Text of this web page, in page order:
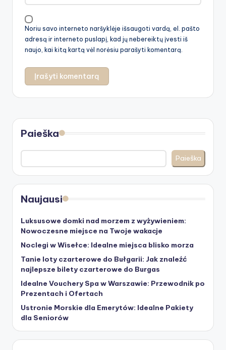
Noriu savo interneto naršyklėje išsaugoti vardą, el. pašto
adresą ir interneto puslapį, kad jų nebereiktų įvesti iš
naujo, kai kitą kartą vėl norėsiu parašyti komentarą.
Paieška
Paieška
Naujausi
Luksusowe domki nad morzem z wyżywieniem:
Nowoczesne miejsce na Twoje wakacje
Noclegi w Wisełce: Idealne miejsca blisko morza
Tanie loty czarterowe do Bułgarii: Jak znaleźć
najlepsze bilety czarterowe do Burgas
Idealne Vouchery Spa w Warszawie: Przewodnik po
Prezentach i Ofertach
Ustronie Morskie dla Emerytów: Idealne Pakiety
dla Seniorów